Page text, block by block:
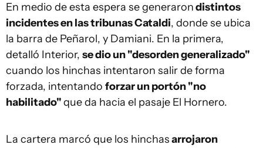
En medio de esta espera se generarondistintos
incidentes en las tribunas Cataldi, donde se ubica
la barra de Peñarol, y Damiani. En la primera,
detalló Interior, se dio un "desorden generalizado"
cuando los hinchas intentaron salir de forma
forzada, intentando forzar un portón "no
habilitado"que da hacia el pasaje El Hornero.
La cartera marcó que los hinchasarrojaron